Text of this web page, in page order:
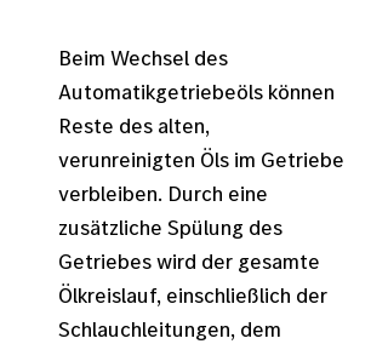
Beim Wechsel des
Automatikgetriebeöls können
Reste des alten,
verunreinigten Öls im Getriebe
verbleiben. Durch eine
zusätzliche Spülung des
Getriebes wird der gesamte
Ölkreislauf, einschließlich der
Schlauchleitungen, dem